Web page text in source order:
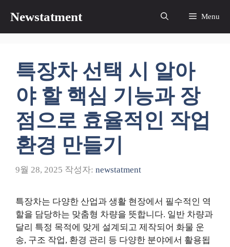
츠
Newstatment Menu
특장차 선택 시 알아
야 할 핵심 기능과 장
점으로 효율적인 작업
환경 만들기
9월 28, 2025 작성자: newstatment
특장차는 다양한 산업과 생활 현장에서 필수적인 역
할을 담당하는 맞춤형 차량을 뜻합니다. 일반 차량과
달리 특정 목적에 맞게 설계되고 제작되어 화물 운
송, 구조 작업, 환경 관리 등 다양한 분야에서 활용됩